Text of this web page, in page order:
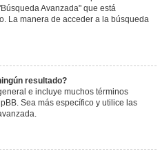
Avanzada" que está
La manera de acceder a la búsqueda
resultado?
e incluye muchos términos
Sea más específico y utilice las